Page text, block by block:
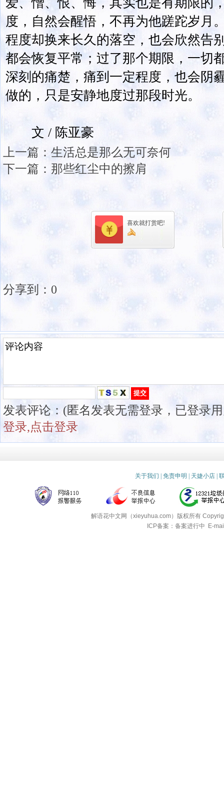
度，自然会醒悟，不再为他蹉跎岁月
程度却换来长久的落空，也会欣然告
都会恢复平常；过了那个期限，一切
深刻的痛楚，痛到一定程度，也会阴
做的，只是安静地度过那段时光。
文 / 陈亚豪
上一篇： 生活总是那么无可奈何
下一篇： 那些红尘中的擦肩
喜欢就打赏吧!
分享到： 0
发表评论：(匿名发表无需登录，已登录
登录,点击登录
关于我们 免责申明 天婕小店
解语花中文网（xieyuhua.com）版权所有
ICP备案：备案进行中
E-